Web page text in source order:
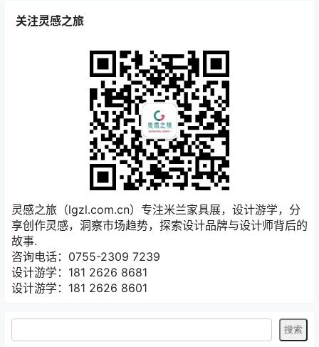
关注灵感之旅
灵感之旅（lgzl.com.cn）专注米兰家具展，设计游学，分
享创作灵感，洞察市场趋势，探索设计品牌与设计师背后的
故事.
咨询电话：0755-2309 7239
设计游学：181 2626 8681
设计游学：181 2626 8601